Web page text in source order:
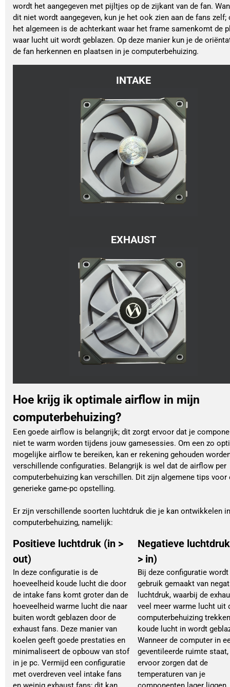
wordt het aangegeven met pijltjes op de zijkant van de fan.
dit niet wordt aangegeven, kun je het ook zien aan de fans zelf;
het algemeen is de achterkant waar het frame samenkomt de
waar lucht uit wordt geblazen. Op deze manier kun je de
de fan herkennen en plaatsen in je computerbehuizing.
INTAKE
EXHAUST
Hoe krijg ik optimale airflow in mijn
computerbehuizing?
Een goede airflow is belangrijk; dit zorgt ervoor dat je
niet te warm worden tijdens jouw gamesessies. Om een zo
mogelijke airflow te bereiken, kan er rekening gehouden
verschillende configuraties. Belangrijk is wel dat de airflow per
computerbehuizing kan verschillen. Dit zijn algemene tips voor
generieke game-pc opstelling.
Er zijn verschillende soorten luchtdruk die je kan ontwikkelen
computerbehuizing, namelijk:
Positieve luchtdruk (in >
out)
In deze configuratie is de
hoeveelheid koude lucht die door
de intake fans komt groter dan de
hoeveelheid warme lucht die naar
buiten wordt geblazen door de
exhaust fans. Deze manier van
koelen geeft goede prestaties en
minimaliseert de opbouw van stof
in je pc. Vermijd een configuratie
met overdreven veel intake fans
Negatieve
> in)
Bij deze configuratie wordt
gebruik gemaakt van
luchtdruk, waarbij de
veel meer warme lucht uit
computerbehuizing
koude lucht in wordt
Wanneer de computer in
geventileerde ruimte
ervoor zorgen dat de
temperaturen van je